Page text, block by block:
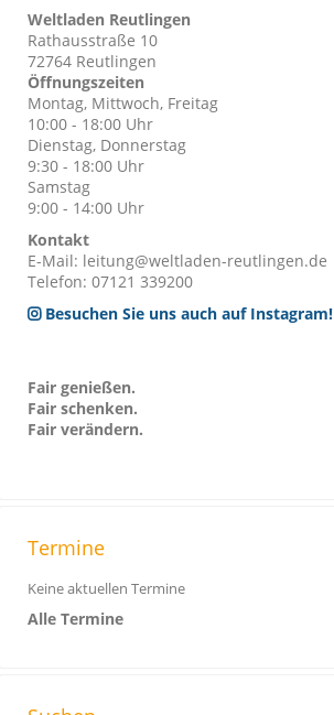
Weltladen Reutlingen
Rathausstraße 10
72764 Reutlingen
Öffnungszeiten
Montag, Mittwoch, Freitag
10:00 - 18:00 Uhr
Dienstag, Donnerstag
9:30 - 18:00 Uhr
Samstag
9:00 - 14:00 Uhr
Kontakt
E-Mail: leitung@weltladen-reutlingen.de
Telefon: 07121 339200
Besuchen Sie uns auch auf Instagram!
Fair genießen.
Fair schenken.
Fair verändern.
Termine
Keine aktuellen Termine
Alle Termine